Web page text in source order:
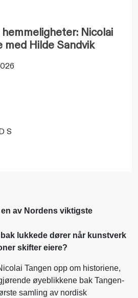
Nicolai
med Hilde Sandvik
S
av Nordens viktigste
lukkede dører når kunstverk
skifter eiere?
Tangen opp om historiene,
øyeblikkene bak Tangen-
samling av nordisk